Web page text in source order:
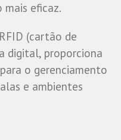
mais eficaz.
(cartão de
digital, proporciona
o gerenciamento
e ambientes